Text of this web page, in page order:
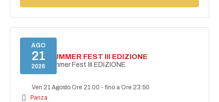
AGO
21
2026
PANZA SUMMER FEST III EDIZIONE
PANZA Summer Fest III EDIZIONE
Ven 21 Agosto Ore 21:00 -fino a Ore 23:50
Panza